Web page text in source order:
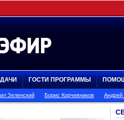
ГОСТИ ПРОГРАММЫ
Зеленский Борис Корчевников